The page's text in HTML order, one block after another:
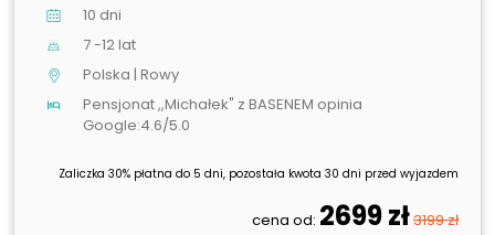
10 dni
7 -12 lat
Polska | Rowy
Pensjonat ,,Michałek" z BASENEM opinia
Google:4.6/5.0
Zaliczka 30% płatna do 5 dni, pozostała kwota 30 dni przed wyjazdem
cena od: 2699 zł3199 zł